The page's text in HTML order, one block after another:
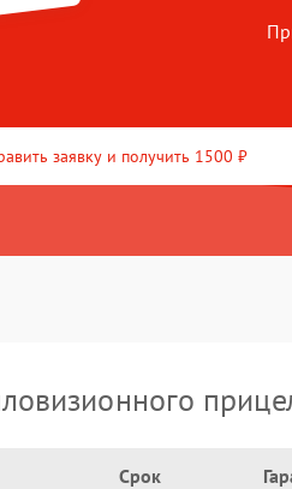
заявку и получить 1500 ₽
Срок